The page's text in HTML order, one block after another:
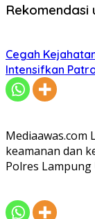
Rekomendasi
Cegah
Intensifkan
Mediaawas.com
keamanan dan
Polres Lampung